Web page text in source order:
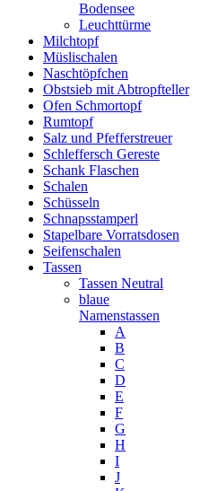
Bodensee
Leuchttürme
Milchtopf
Müslischalen
Naschtöpfchen
Obstsieb mit Abtropfteller
Ofen Schmortopf
Rumtopf
Salz und Pfefferstreuer
Schleffersch Gereste
Schank Flaschen
Schalen
Schüsseln
Schnapsstamperl
Stapelbare Vorratsdosen
Seifenschalen
Tassen
Tassen Neutral
blaue
Namenstassen
A
B
C
D
E
F
G
H
I
J